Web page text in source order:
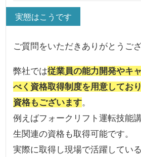
実態はこうです
ご質問をいただきありがとうござ
弊社では従業員の能力開発やキ
べく資格取得制度を用意してお
資格もございます。
例えばフォークリフト運転技能
生関連の資格も取得可能です。
実際に取得し現場で活躍してい